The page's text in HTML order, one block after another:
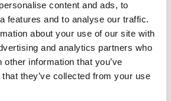
content and ads, to
features and to analyse our traffic.
about your use of our site with
and analytics partners who
information that you’ve
they’ve collected from your use